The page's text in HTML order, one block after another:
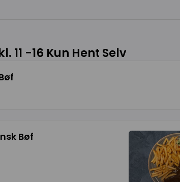
11 -16 Kun Hent Selv
Bøf